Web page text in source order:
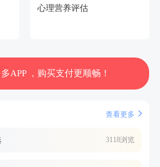
心理营养评估
APP ，购买支付更顺畅！
查看更多
3118浏览